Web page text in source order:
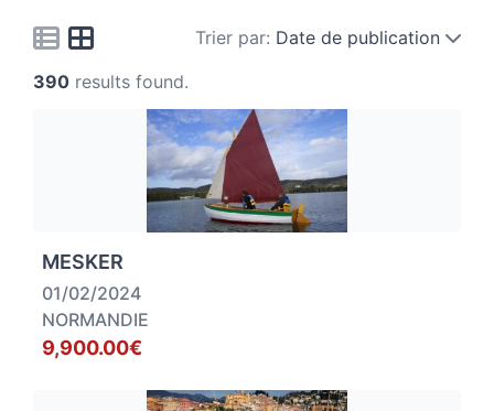
Trier par: Date de publication
390 results found.
MESKER
01/02/2024
NORMANDIE
9,900.00€